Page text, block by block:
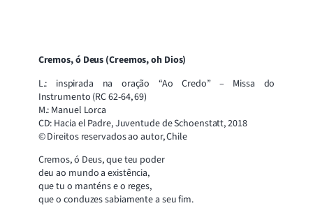
Cremos, ó Deus (Creemos, oh Dios)
L.: inspirada na oração “Ao Credo” – Missa do
Instrumento (RC 62-64, 69)
M.: Manuel Lorca
CD: Hacia el Padre, Juventude de Schoenstatt, 2018
© Direitos reservados ao autor, Chile
Cremos, ó Deus, que teu poder
deu ao mundo a existência,
que tu o manténs e o reges,
que o conduzes sabiamente a seu fim.